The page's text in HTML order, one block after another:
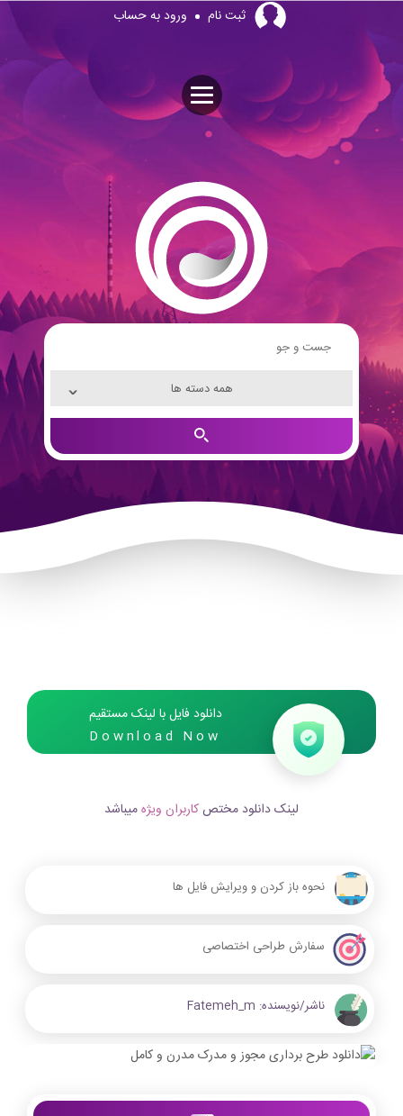
content
ثبت نام ورود به حساب
دانلود فایل با لینک مستقیم
Download Now
لینک دانلود مختصکاربران ویژهمیباشد
نحوه باز کردن و ویرایش فایل ها
سفارش طراحی اختصاصی
ناشر/نویسنده: Fatemeh_m